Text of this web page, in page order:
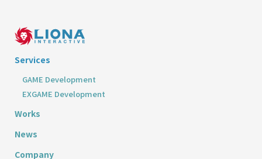
Services
GAME Development
EXGAME Development
Works
News
Company